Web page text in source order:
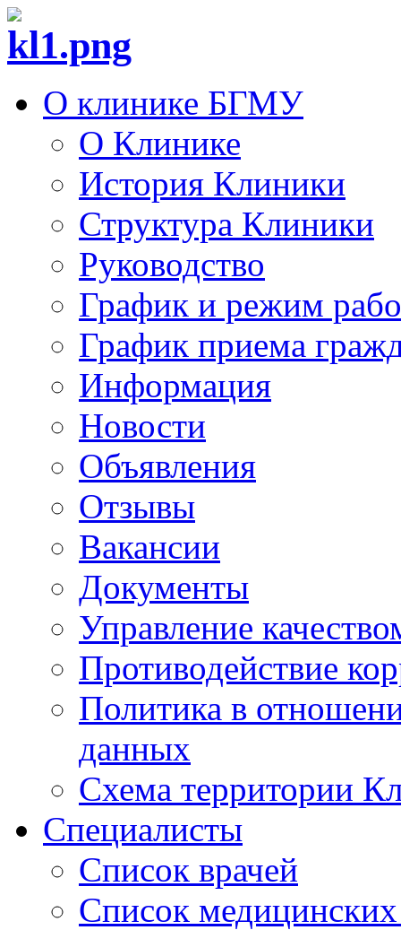
О клинике БГМУ
О Клинике
История Клиники
Структура Клиники
Руководство
График и режим
График приема
Информация
Новости
Объявления
Отзывы
Вакансии
Документы
Управление
Противодействие
Политика в
данных
Схема территории
Специалисты
Список врачей
Список медицинских